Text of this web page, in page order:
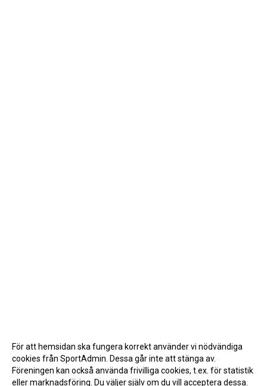
För att hemsidan ska fungera korrekt använder vi nödvändiga
cookies från SportAdmin. Dessa går inte att stänga av.
Föreningen kan också använda frivilliga cookies, t.ex. för statistik
eller marknadsföring. Du väljer själv om du vill acceptera dessa.